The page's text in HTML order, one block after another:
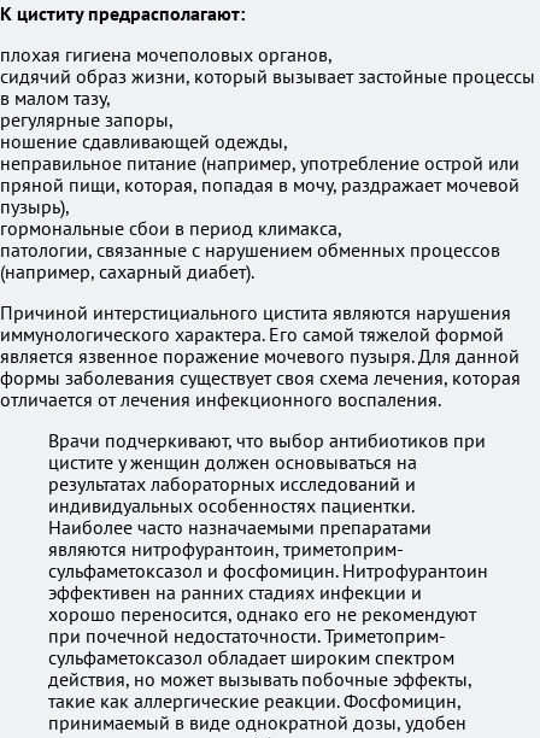
К циститу предрасполагают:
плохая гигиена мочеполовых органов,
сидячий образ жизни, который вызывает застойные процессы
в малом тазу,
регулярные запоры,
ношение сдавливающей одежды,
неправильное питание (например, употребление острой или
пряной пищи, которая, попадая в мочу, раздражает мочевой
пузырь),
гормональные сбои в период климакса,
патологии, связанные с нарушением обменных процессов
(например, сахарный диабет).
Причиной интерстициального цистита являются нарушения
иммунологического характера. Его самой тяжелой формой
является язвенное поражение мочевого пузыря. Для данной
формы заболевания существует своя схема лечения, которая
отличается от лечения инфекционного воспаления.
Врачи подчеркивают, что выбор антибиотиков при
цистите у женщин должен основываться на
результатах лабораторных исследований и
индивидуальных особенностях пациентки.
Наиболее часто назначаемыми препаратами
являются нитрофурантоин, триметоприм-
сульфаметоксазол и фосфомицин. Нитрофурантоин
эффективен на ранних стадиях инфекции и
хорошо переносится, однако его не рекомендуют
при почечной недостаточности. Триметоприм-
сульфаметоксазол обладает широким спектром
действия, но может вызывать побочные эффекты,
такие как аллергические реакции. Фосфомицин,
принимаемый в виде однократной дозы, удобен